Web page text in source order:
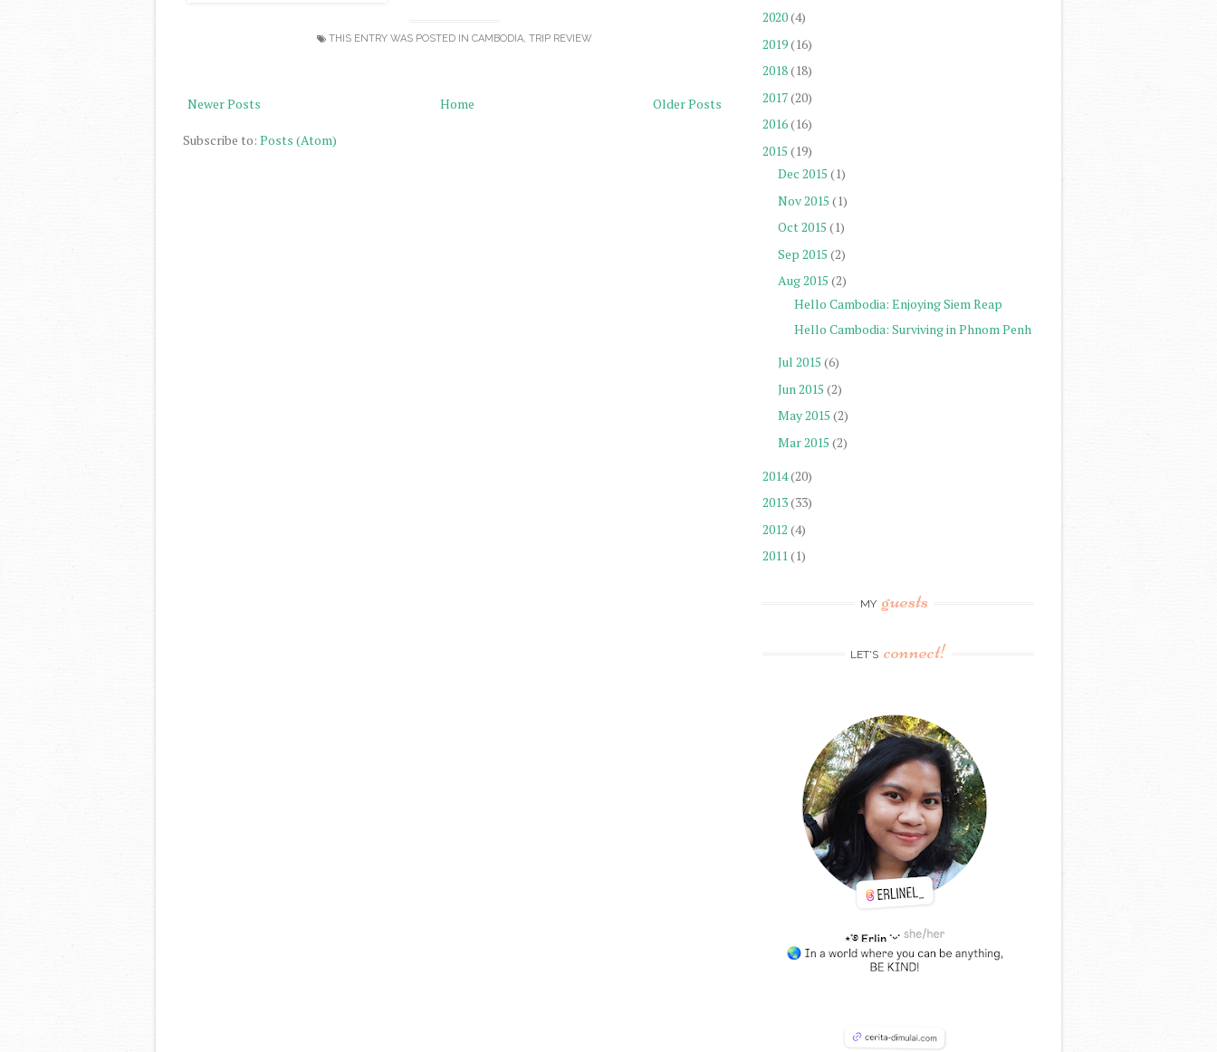
THIS ENTRY WAS POSTED IN CAMBODIA, TRIP REVIEW
Newer Posts Older Posts
Home
Subscribe to: Posts (Atom)
2020(4)
2019(16)
2018(18)
2017(20)
2016(16)
2015 (19)
Dec 2015 (1)
Nov 2015 (1)
Oct 2015 (1)
Sep 2015 (2)
Aug 2015 (2)
Hello Cambodia: Enjoying Siem Reap
Hello Cambodia: Surviving in Phnom Penh
Jul 2015 (6)
Jun 2015 (2)
May 2015 (2)
Mar 2015 (2)
2014(20)
2013(33)
2012 (4)
2011(1)
MY guests
LET'S connect!